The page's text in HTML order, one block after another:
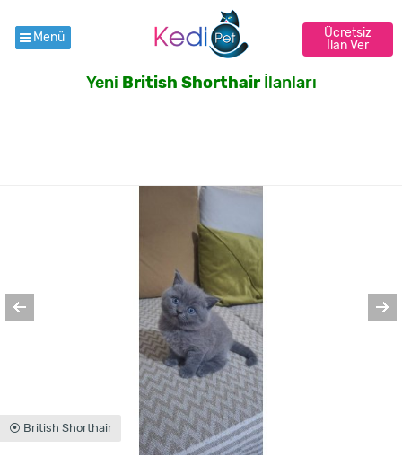
Menü
Ücretsiz
İlan Ver
Yeni British Shorthairİlanları
⦿ British Shorthair